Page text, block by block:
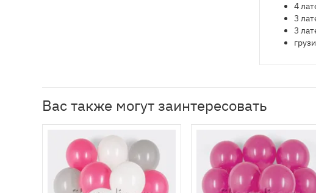
​4
3
3
Вас также могут заинтересовать